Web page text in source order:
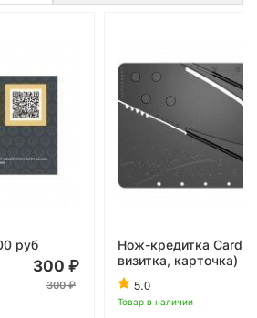
руб
300
300
Нож-кредитка
визитка, карточка)
5.0
Товар в наличии